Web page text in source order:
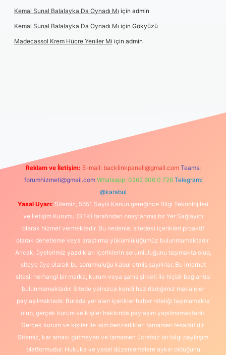
Kemal Sunal Balalayka Da Oynadı Mı için admin
Kemal Sunal Balalayka Da Oynadı Mı için Gökyüzü
Madecassol Krem Hücre Yeniler Mi için admin
Reklam ve İletişim: E-mail: backlinkpaneli@gmail.com Teams:
forumhizmeti@gmail.com Whatsapp: 0262 606 0 726 Telegram:
@karabul
Yasal Uyarı: Sitemiz, 5651 Sayılı Kanun gereğince Bilgi Teknolojileri
ve İletişim Kurumu (BTK) tarafından onaylanmış bir Yer Sağlayıcı
olarak hizmet vermektedir. Bu nedenle, sitedeki içerikleri proaktif
olarak denetleme veya araştırma yükümlülüğümüz bulunmamaktadır.
Ancak, üyelerimiz yazdıkları içeriklerin sorumluluğunu taşımakta olup,
siteye üye olarak bu sorumluluğu kabul etmiş sayılırlar. Bu internet
sitesi, herhangi bir marka, kurum veya şahıs şirketi ile hiçbir bağlantısı
bulunmamaktadır. Sitede yalnızca kendi hazırladığımız makaleler
paylaşılmaktadır. Burada yer alan içerikler haber niteliği taşımamakta
olup, gerçek kurum ve kişiler hakkında paylaşım yapılmamaktadır.
Gerçek kurum ve kişiler ile isim benzerlikleri tamamen tesadüfidir.
Sitemiz, kar amacı gütmeyen ve tamamen ücretsiz bir bilgi paylaşım
platformudur. Hukuka ve yasal düzenlemelere aykırı olduğunu